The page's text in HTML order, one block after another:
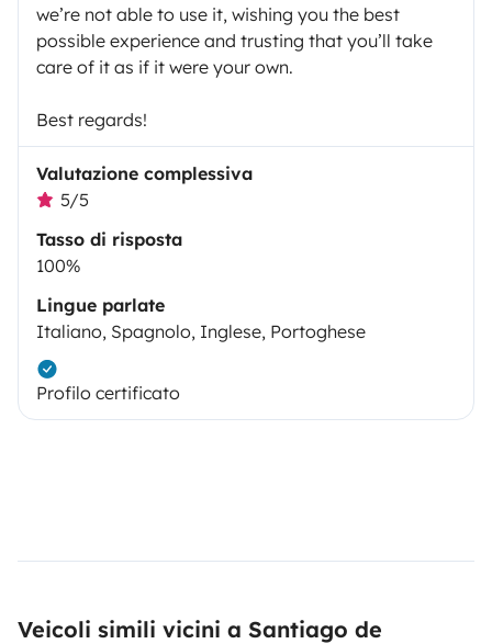
we’re not able to use it, wishing you the best
possible experience and trusting that you’ll take
care of it as if it were your own.
Best regards!
Valutazione complessiva
5/5
Tasso di risposta
100%
Lingue parlate
Italiano, Spagnolo, Inglese, Portoghese
Profilo certificato
Veicoli simili vicini a Santiago de